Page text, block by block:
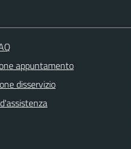
appuntamento
disservizio